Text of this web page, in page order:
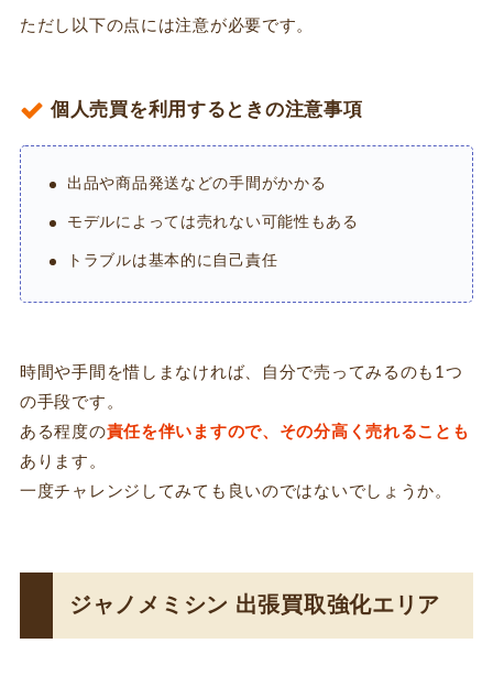
ただし以下の点には注意が必要です。
個人売買を利用するときの注意事項
出品や商品発送などの手間がかかる
モデルによっては売れない可能性もある
トラブルは基本的に自己責任
時間や手間を惜しまなければ、自分で売ってみるのも1つ
の手段です。
ある程度の責任を伴いますので、その分高く売れることも
あります。
一度チャレンジしてみても良いのではないでしょうか。
ジャノメミシン 出張買取強化エリア